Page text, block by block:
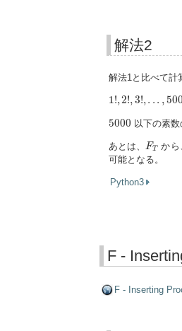
解法2
解法1と比べて計
1!,2!,3!,. . . ,
1 ! 2!, 3!,. 5000!
5000
5000 以下の素
あとは、 FT
FT
から
可能となる。
Python3
F -
F - Inserting